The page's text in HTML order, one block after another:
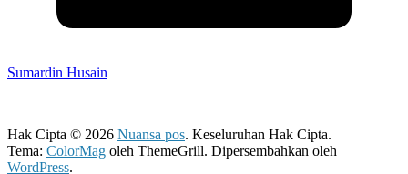
Sumardin Husain
Hak Cipta © 2026 Nuansa pos. Keseluruhan Hak Cipta.
Tema: ColorMag oleh ThemeGrill. Dipersembahkan oleh
WordPress.